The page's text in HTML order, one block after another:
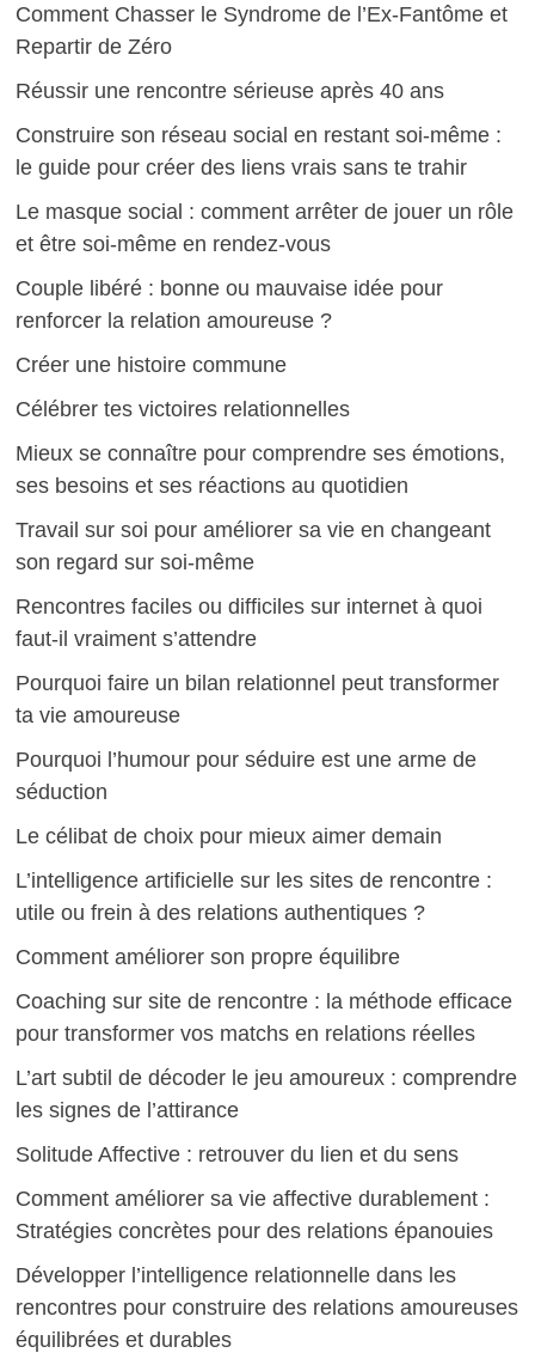
Comment Chasser le Syndrome de l’Ex-Fantôme et
Repartir de Zéro
Réussir une rencontre sérieuse après 40 ans
Construire son réseau social en restant soi-même :
le guide pour créer des liens vrais sans te trahir
Le masque social : comment arrêter de jouer un rôle
et être soi-même en rendez-vous
Couple libéré : bonne ou mauvaise idée pour
renforcer la relation amoureuse ?
Créer une histoire commune
Célébrer tes victoires relationnelles
Mieux se connaître pour comprendre ses émotions,
ses besoins et ses réactions au quotidien
Travail sur soi pour améliorer sa vie en changeant
son regard sur soi-même
Rencontres faciles ou difficiles sur internet à quoi
faut-il vraiment s’attendre
Pourquoi faire un bilan relationnel peut transformer
ta vie amoureuse
Pourquoi l’humour pour séduire est une arme de
séduction
Le célibat de choix pour mieux aimer demain
L’intelligence artificielle sur les sites de rencontre :
utile ou frein à des relations authentiques ?
Comment améliorer son propre équilibre
Coaching sur site de rencontre : la méthode efficace
pour transformer vos matchs en relations réelles
L’art subtil de décoder le jeu amoureux : comprendre
les signes de l’attirance
Solitude Affective : retrouver du lien et du sens
Comment améliorer sa vie affective durablement :
Stratégies concrètes pour des relations épanouies
Développer l’intelligence relationnelle dans les
rencontres pour construire des relations amoureuses
équilibrées et durables